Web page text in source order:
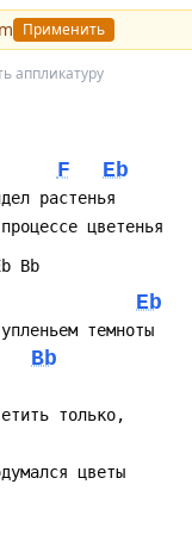
«Кукла», поэтому
раскрываются
Применить
аппликатуру
F Eb
Eb
Bb